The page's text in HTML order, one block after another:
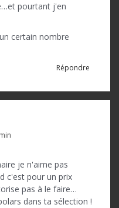
pourtant j'en
certain nombre
Répondre
je n'aime pas
c'est pour un prix
pas à le faire…
dans ta sélection !